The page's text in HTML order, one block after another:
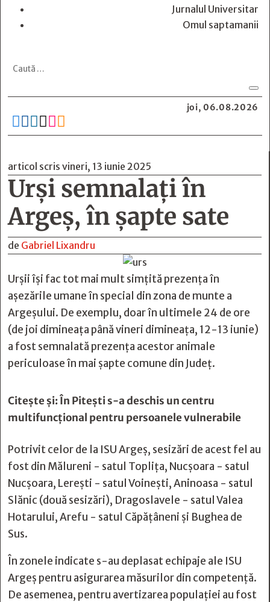
Jurnalul Universitar
Omul saptamanii
joi, 06.08.2026
     
articol scris vineri, 13 iunie 2025
Urși semnalați în
Argeș, în șapte sate
de Gabriel Lixandru
Urșii își fac tot mai mult simțită prezența în
așezările umane în special din zona de munte a
Argeșului. De exemplu, doar în ultimele 24 de ore
(de joi dimineața până vineri dimineața, 12-13 iunie)
a fost semnalată prezența acestor animale
periculoase în mai șapte comune din Județ.
Citește și:În Pitești s-a deschis un centru
multifuncțional pentru persoanele vulnerabile
Potrivit celor de la ISU Argeș, sesizări de acest fel au
fost din Mălureni - satul Toplița, Nucșoara - satul
Nucșoara, Lerești - satul Voinești, Aninoasa - satul
Slănic (două sesizări), Dragoslavele - satul Valea
Hotarului, Arefu - satul Căpățâneni și Bughea de
Sus.
În zonele indicate s-au deplasat echipaje ale ISU
Argeș pentru asigurarea măsurilor din competență.
De asemenea, pentru avertizarea populației au fost